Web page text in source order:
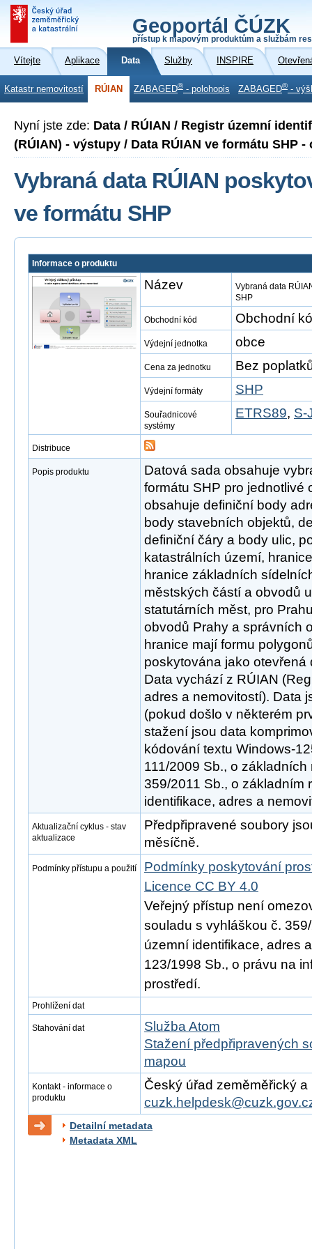
Geoportál ČÚZK
přístup k mapovým produktům a službám
Vítejte Aplikace Data Služby INSPIRE
Katastr nemovitostí RÚIAN ZABAGED® - polohopis ZABAGED® -
Nyní jste zde: Data / RÚIAN / Registr územní
(RÚIAN) - výstupy / Data RÚIAN ve formátu SHP -
Vybraná data RÚIAN
ve formátu SHP
Informace o produktu
Název
Vybraná data
SHP
Obchodní kód Obchodní
Výdejní jednotka obce
Cena za jednotku Bez
Výdejní formáty SHP
Souřadnicové
systémy
ETRS89, S-
Distribuce
Popis produktu
Datová sada obsahuje
formátu SHP pro jednotlivé
obsahuje definiční body
body stavebních objektů,
definiční čáry a body ulic,
katastrálních území,
hranice základních
městských částí a obvodů
statutárních měst, pro
obvodů Prahy a správních
hranice mají formu
poskytována jako otevřená
Data vychází z RÚIAN
adres a nemovitostí). Data
(pokud došlo v některém
stažení jsou data
kódování textu Windows-
111/2009 Sb., o
359/2011 Sb., o základním
identifikace, adres a
Aktualizační cyklus - stav
aktualizace
Předpřipravené soubory
měsíčně.
Podmínky přístupu a použití
Podmínky poskytování
Licence CC BY 4.0
Veřejný přístup není
souladu s vyhláškou č.
územní identifikace, adres
123/1998 Sb., o právu na
prostředí.
Prohlížení dat
Stahování dat
Služba Atom
Stažení předpřipravených
mapou
Kontakt - informace o
produktu
Český úřad zeměměřický
Detailní metadata
Metadata XML